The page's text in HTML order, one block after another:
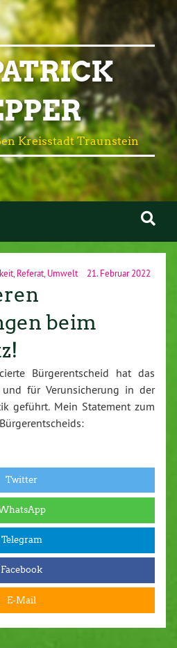
Kreisstadt Traunstein
,Referat,Umwelt 21. Februar 2022
beim
Bürgerentscheid hat das
für Verunsicherung in der
geführt. Mein Statement zum
Twitter
Telegram
Facebook
E-Mail